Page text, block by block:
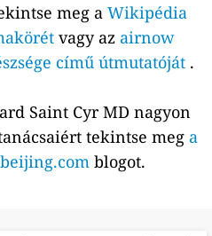
meg a Wikipédia
vagy az airnow
című útmutatóját .
Saint Cyr MD nagyon
tekintse meg a
blogot.